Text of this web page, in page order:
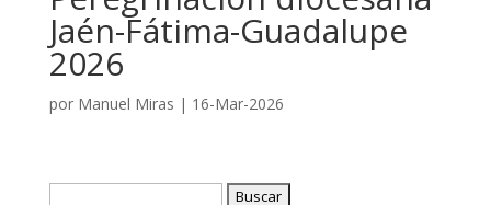
Jaén-Fátima-Guadalupe
2026
por Manuel Miras | 16-Mar-2026